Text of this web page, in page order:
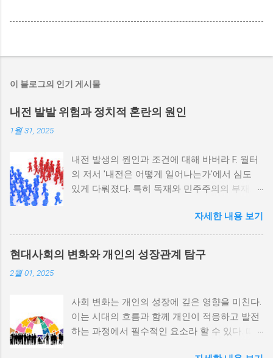
이 블로그의 인기 게시물
내전 발발 위험과 정치적 혼란의 원인
1월 31, 2025
내전 발생의 원인과 조건에 대해 바버라 F. 월터
의 저서 '내전은 어떻게 일어나는가'에서 심도
있게 다뤄졌다. 특히 독재와 민주주의의 부재가
정치적 파벌화와 경제·군사 체제의 불안정성이
내전의 촉매제가 된다는 사실은 우리에게 중요
한 교훈을 준다. 정치적 불안정성과 내전 발발
위험 정치적 불안정성은 내전 발발의 핵심 요인
적 갈등이 심화되고, 이로 인해 내전의 위험이
증가한다. 이와 같은 경우, 국민들은 정부에 대
한 불만을 느끼고, 체제 전복을 위해 무장 세력
자세한 내용 보기
현대사회의 변화와 개인의 성장관계 탐구
2월 01, 2025
사회 변화는 개인의 성장에 깊은 영향을 미친다.
이는 시대의 흐름과 함께 개인이 적응하고 발전
하는 과정에서 필수적인 요소라 할 수 있다. 따